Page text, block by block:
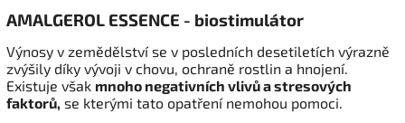
AMALGEROL ESSENCE - biostimulátor
Výnosy v zemědělství se v posledních desetiletích výrazně
zvýšily díky vývoji v chovu, ochraně rostlin a hnojení.
Existuje však mnoho negativních vlivů a stresových
faktorů, se kterými tato opatření nemohou pomoci.